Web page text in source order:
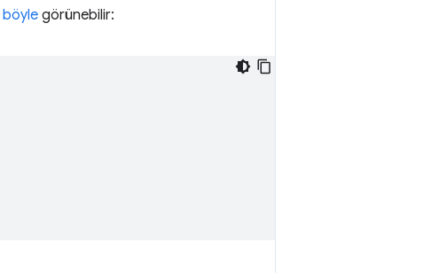
böyle görünebilir: